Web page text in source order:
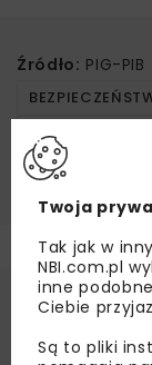
Źródło: PIG-PIB
GEOLOGIA
Twoja
Tak jak w
NBI.com.pl
inne
Ciebie
Są to pliki